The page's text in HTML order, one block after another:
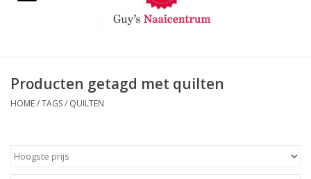
Paspoppen
Producten getagd met quilten
HOME/TAGS/ QUILTEN